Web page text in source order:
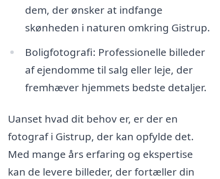
dem, der ønsker at indfange
skønheden i naturen omkring Gistrup.
Boligfotografi: Professionelle billeder
af ejendomme til salg eller leje, der
fremhæver hjemmets bedste detaljer.
Uanset hvad dit behov er, er der en
fotograf i Gistrup, der kan opfylde det.
Med mange års erfaring og ekspertise
kan de levere billeder, der fortæller din